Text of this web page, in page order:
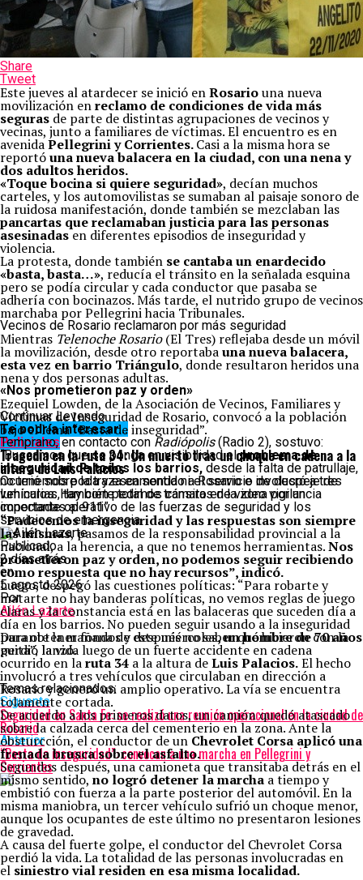
Share
Tweet
Este jueves al atardecer se inició enRosariouna nueva
movilización enreclamo de condiciones de vida más
seguras de parte de distintas agrupaciones de vecinos y
vecinas, junto a familiares de víctimas. El encuentro es en
avenidaPellegrini y Corrientes.Casi a la misma hora se
reportóuna nueva balacera en la ciudad, con una nena y
dos adultos heridos.
«Toque bocina si quiere seguridad», decían muchos
carteles, y los automovilistas se sumaban al paisaje sonoro de
la ruidosa manifestación, donde también se mezclaban las
pancartas que reclamaban justicia para las personas
asesinadasen diferentes episodios de inseguridad y
violencia.
La protesta, donde también se cantaba un enardecido
«basta, basta…», reducía el tránsito en la señalada esquina
pero se podía circular y cada conductor que pasaba se
adhería con bocinazos. Más tarde, el nutrido grupo de vecinos
marchaba por Pellegrini hacia Tribunales.
Vecinos de Rosario reclamaron por más seguridad
Mientras Telenoche Rosario(El Tres) reflejaba desde un móvil
la movilización, desde otro reportabauna nueva balacera,
esta vez en barrio Triángulo, donde resultaron heridos una
nena y dos personas adultas.
«Nos prometieron paz y orden»
Ezequiel Lowden, de la Asociación de Vecinos, Familiares y
Víctimas de Inseguridad de Rosario, convocó a la población
bajo el lema “Basta de inseguridad”.
Temprano, en contacto con Radiópolis(Radio 2), sostuvo:
“Buscamos que se ponga en visibilidad elproblema de
inseguridad de todos los barrios, desde la falta de patrullaje,
no tenemos poda y escamonda ni el servicio de despeje de
luminarias, también pedimos cámaras de video vigilancia
conectadas al 911”
“Padecemos la inseguridad y las respuestas son siempre
las mismas, pasamos de la responsabilidad provincial a la
nacional, a la herencia, a que no tenemos herramientas.Nos
prometieron paz y orden, no podemos seguir recibiendo
como respuesta que no hay recursos”, indicó.
Luego, despegó las cuestiones políticas: “Para robarte y
matarte no hay banderas políticas, no vemos reglas de juego
claras y la constancia está en las balaceras que suceden día a
día en los barrios. No pueden seguir usando a la inseguridad
para obtener fondos y después no saber qué hicieron con la
guita”, lanzó.
Temas relacionados:
Siguente
Seguridad en Santa Fe: se realizó una reunión operacional en la ciudad de
Rosario
Anterior
“Basta de inseguridad”: convocan a una marcha en Pellegrini y
Corrientes
Continuar Leyendo
Te podría interesar...
Policiales
Tragedia en la ruta 34: Un muerto tras un choque en cadena a la
altura de Luis Palacios
Ocurrió sobre la traza en sentido a Rosario e involucró a tres
vehículos. Hay corte total de tránsito en la zona por un
importante operativo de las fuerzas de seguridad y los
servicios de emergencia.
Publicado
2 días atrás
en
5 agosto 2026
Por
Ailén Lazarte
Durante la mañana de este miércoles, un hombre de 70 años
perdió la vida luego de un fuerte accidente en cadena
ocurrido en laruta 34 a la altura deLuis Palacios.El hecho
involucró a tres vehículos que circulaban en dirección a
Rosario y generó un amplio operativo. La vía se encuentra
tolamente cortada.
De acuerdo a los primeros datos, un camión quedó atascado
sobre la calzada cerca del cementerio en la zona. Ante la
obsturcción, el conductor de un Chevrolet Corsa aplicó una
frenada brusca sobre el asfalto.
Segundos después, una camioneta que transitaba detrás en el
mismo sentido, no logró detener la marcha a tiempo y
embistió con fuerza a la parte posterior del automóvil. En la
misma maniobra, un tercer vehículo sufrió un choque menor,
aunque los ocupantes de este último no presentaron lesiones
de gravedad.
A causa del fuerte golpe, el conductor del Chevrolet Corsa
perdió la vida. La totalidad de las personas involucradas en
el siniestro vial residen en esa misma localidad.